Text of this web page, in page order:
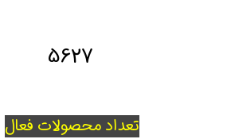
5627
تعداد محصولات فعال